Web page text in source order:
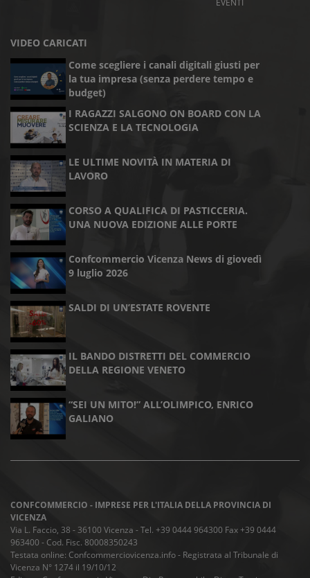
VIDEO CARICATI
Come scegliere i canali digitali giusti per
la tua impresa (senza perdere tempo e
budget)
I RAGAZZI SALGONO ON BOARD CON LA
SCIENZA E LA TECNOLOGIA
LE ULTIME NOVITÀ IN MATERIA DI
LAVORO
CORSO A QUALIFICA DI PASTICCERIA.
UNA NUOVA EDIZIONE ALLE PORTE
Confcommercio Vicenza News di giovedì
9 luglio 2026
SALDI DI UN’ESTATE ROVENTE
IL BANDO DISTRETTI DEL COMMERCIO
DELLA REGIONE VENETO
“SEI UN MITO!” ALL’OLIMPICO, ENRICO
GALIANO
CONFCOMMERCIO - IMPRESE PER L'ITALIA DELLA PROVINCIA DI
VICENZA
Via L. Faccio, 38 - 36100 Vicenza - Tel. +39 0444 964300 Fax +39 0444
963400 - Cod. Fisc. 80008350243
Testata online: Confcommerciovicenza.info - Registrata al Tribunale di
Vicenza N° 1274 il 19/10/12